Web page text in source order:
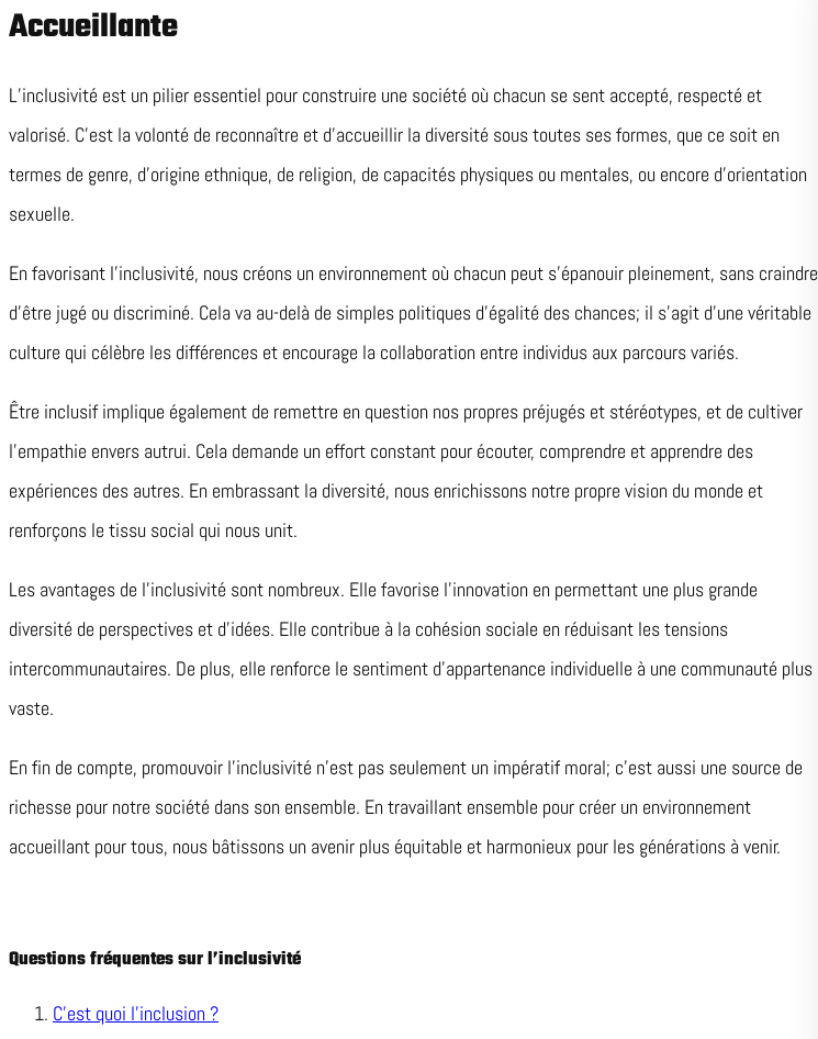
Accueillante
L’inclusivité est un pilier essentiel pour construire une société où chacun se sent accepté, respecté et
valorisé. C’est la volonté de reconnaître et d’accueillir la diversité sous toutes ses formes, que ce soit en
termes de genre, d’origine ethnique, de religion, de capacités physiques ou mentales, ou encore d’orientation
sexuelle.
En favorisant l’inclusivité, nous créons un environnement où chacun peut s’épanouir pleinement, sans craindre
d’être jugé ou discriminé. Cela va au-delà de simples politiques d’égalité des chances; il s’agit d’une véritable
culture qui célèbre les différences et encourage la collaboration entre individus aux parcours variés.
Être inclusif implique également de remettre en question nos propres préjugés et stéréotypes, et de cultiver
l’empathie envers autrui. Cela demande un effort constant pour écouter, comprendre et apprendre des
expériences des autres. En embrassant la diversité, nous enrichissons notre propre vision du monde et
renforçons le tissu social qui nous unit.
Les avantages de l’inclusivité sont nombreux. Elle favorise l’innovation en permettant une plus grande
diversité de perspectives et d’idées. Elle contribue à la cohésion sociale en réduisant les tensions
intercommunautaires. De plus, elle renforce le sentiment d’appartenance individuelle à une communauté plus
vaste.
En fin de compte, promouvoir l’inclusivité n’est pas seulement un impératif moral; c’est aussi une source de
richesse pour notre société dans son ensemble. En travaillant ensemble pour créer un environnement
accueillant pour tous, nous bâtissons un avenir plus équitable et harmonieux pour les générations à venir.
Questions fréquentes sur l’inclusivité
C’est quoi l’inclusion ?